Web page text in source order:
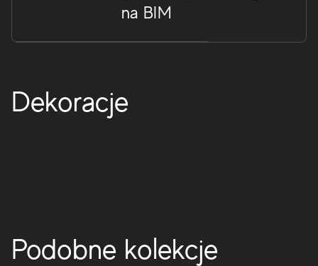
na BIM
Dekoracje
Elegancka kolekcja gresu porcelanowego i płytek
cement. Sześć jasnych, nowoczesnych i eleganckich
odcieni doskonale nadaje się zarówno do wnętrz, jak i na
Podobne kolekcje